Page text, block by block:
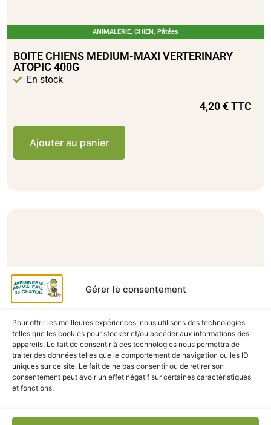
Gérer le consentement
Pour offrir les meilleures expériences, nous utilisons des technologies
telles que les cookies pour stocker et/ou accéder aux informations des
appareils. Le fait de consentir à ces technologies nous permettra de
traiter des données telles que le comportement de navigation ou les ID
uniques sur ce site. Le fait de ne pas consentir ou de retirer son
consentement peut avoir un effet négatif sur certaines caractéristiques
et fonctions.
ANIMALERIE, CHIEN, Pâtées
BOITE CHIENS MEDIUM-MAXI VERTERINARY
ATOPIC 400G
En stock
4,20€TTC
Ajouter au panier
ANIMALERIE, CHIEN,Pâtées
BOITE CHIENS MEDIUM-MAXI VERTERINARY
En stock